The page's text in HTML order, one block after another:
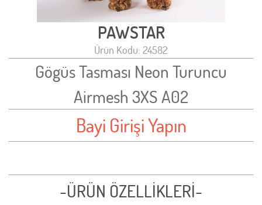
PAWSTAR
Ürün Kodu: 24582
Gögüs Tasması Neon Turuncu
Airmesh 3XS A02
Bayi Girişi Yapın
-ÜRÜN ÖZELLİKLERİ-